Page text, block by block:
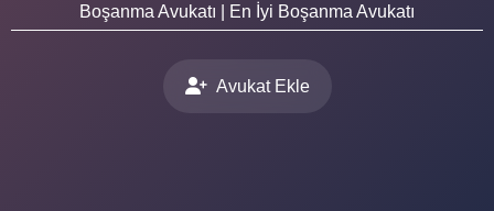
Boşanma Avukatı | En İyi Boşanma Avukatı
Avukat Ekle